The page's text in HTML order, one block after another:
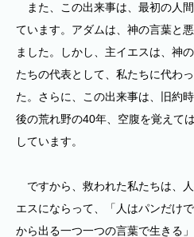
また、この出来事は、最初の人
ています。アダムは、神の言葉と
ました。しかし、主イエスは、神
たちの代表として、私たちに代わ
た。さらに、この出来事は、旧約
後の荒れ野の40年、空腹を覚えて
しています。
ですから、救われた私たちは、
エスにならって、「人はパンだけ
から出る一つ一つの言葉で生きる」